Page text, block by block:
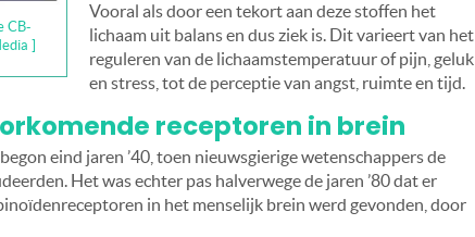
CB-
]
Vooral als door een tekort aan deze stoffen het
lichaam uit balans en dus ziek is. Dit varieert van het
reguleren van de lichaamstemperatuur of pijn, geluk
en stress, tot de perceptie van angst, ruimte en tijd.
receptoren in brein
eind jaren ’40, toen nieuwsgierige wetenschappers de
Het was echter pas halverwege de jaren ’80 dat er
in het menselijk brein werd gevonden, door